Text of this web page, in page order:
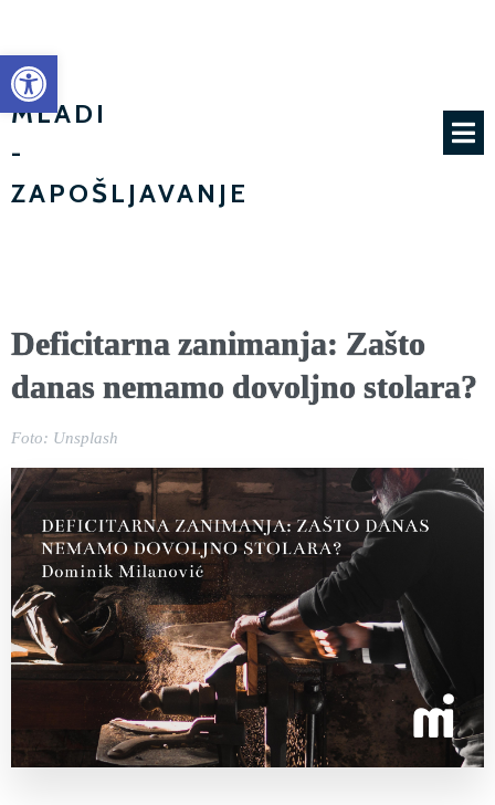
Open toolbar
MI
MLADI
-
ZAPOŠLJAVANJE
Deficitarna zanimanja: Zašto
danas nemamo dovoljno stolara?
Foto: Unsplash